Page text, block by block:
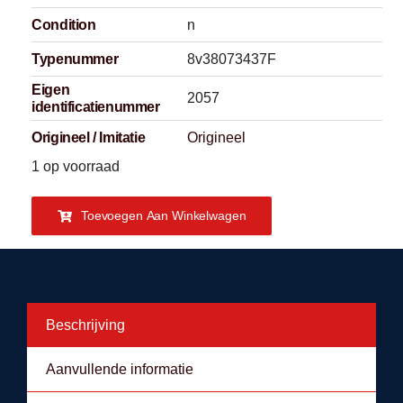
Condition n
Typenummer
8v38073437F
Eigen
identificatienummer
2057
Origineel / Imitatie
Origineel
1 op voorraad
Toevoegen Aan Winkelwagen
Beschrijving
Aanvullende informatie